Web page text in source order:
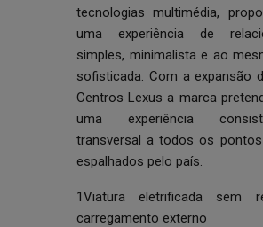
tecnologias multimédia,
uma experiência de
simples, minimalista e ao
sofisticada. Com a expansão
Centros Lexus a marca
uma experiência
transversal a todos os
espalhados pelo país.
1Viatura eletrificada sem
carregamento externo